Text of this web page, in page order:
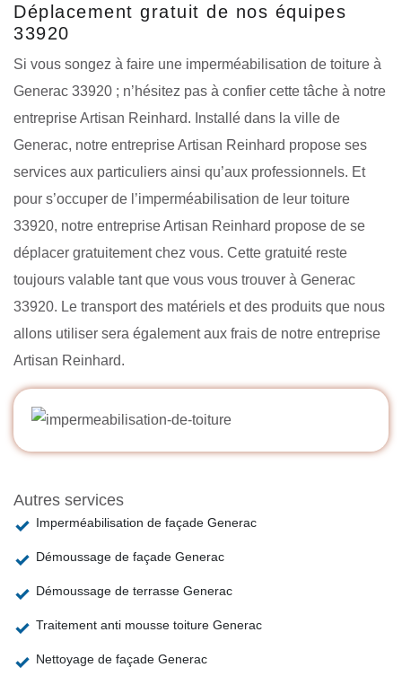
Déplacement gratuit de nos équipes
33920
Si vous songez à faire une imperméabilisation de toiture à
Generac 33920 ; n’hésitez pas à confier cette tâche à notre
entreprise Artisan Reinhard. Installé dans la ville de
Generac, notre entreprise Artisan Reinhard propose ses
services aux particuliers ainsi qu’aux professionnels. Et
pour s’occuper de l’imperméabilisation de leur toiture
33920, notre entreprise Artisan Reinhard propose de se
déplacer gratuitement chez vous. Cette gratuité reste
toujours valable tant que vous vous trouver à Generac
33920. Le transport des matériels et des produits que nous
allons utiliser sera également aux frais de notre entreprise
Artisan Reinhard.
Autres services
Imperméabilisation de façade Generac
Démoussage de façade Generac
Démoussage de terrasse Generac
Traitement anti mousse toiture Generac
Nettoyage de façade Generac